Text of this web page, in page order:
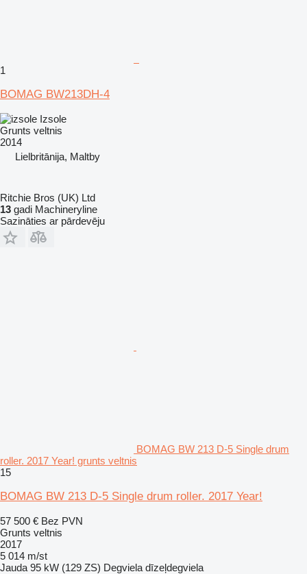
1
BOMAG BW213DH-4
Izsole
Grunts veltnis
2014
Lielbritānija, Maltby
Ritchie Bros (UK) Ltd
13 gadi Machineryline
Sazināties ar pārdevēju
BOMAG BW 213 D-5 Single drum
roller. 2017 Year! grunts veltnis
15
BOMAG BW 213 D-5 Single drum roller. 2017 Year!
57 500 € Bez PVN
Grunts veltnis
2017
5 014 m/st
Jauda 95 kW (129 ZS) Degviela dīzeļdegviela